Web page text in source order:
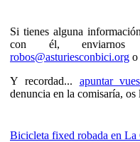
Si tienes alguna
con él,
robos@asturiesconbici.org o
Y recordad... apuntar
denuncia en la comisaría, os
Bicicleta fixed robada en La